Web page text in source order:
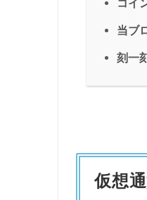
コイ
当ブ
刻一
仮想